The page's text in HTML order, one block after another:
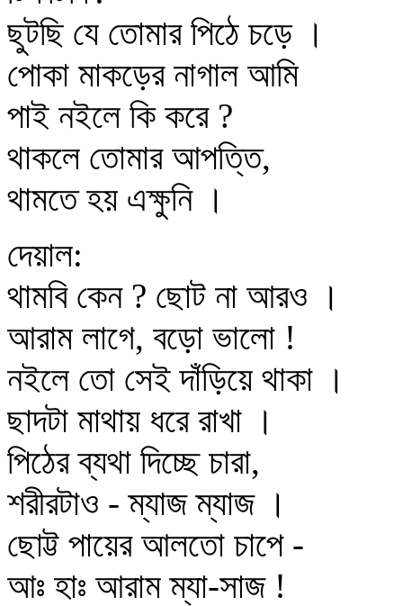
ছুটছি যে তোমার পিঠে চড়ে ।
পোকা মাকড়ের নাগাল আমি
পাই নইলে কি করে ?
থাকলে তোমার আপত্তি,
থামতে হয় এক্ষুনি ।
দেয়াল:
থামবি কেন ? ছোট না আরও ।
আরাম লাগে, বড়ো ভালো !
নইলে তো সেই দাঁড়িয়ে থাকা ।
ছাদটা মাথায় ধরে রাখা ।
পিঠের ব্যথা দিচ্ছে চারা,
শরীরটাও - ম্যাজ ম্যাজ ।
ছোট্ট পায়ের আলতো চাপে -
আঃ হাঃ আরাম ম্যা-সাজ !